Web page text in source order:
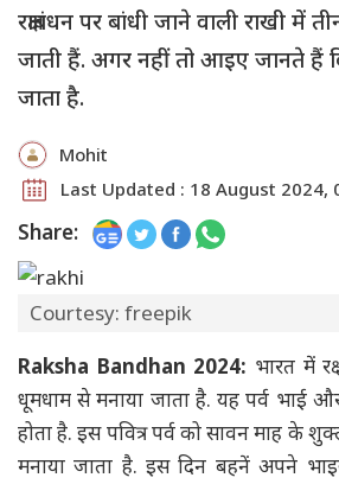
रक्षाबंधन पर बांधी जाने वाली राखी में
जाती हैं. अगर नहीं तो आइए जानते हैं
जाता है.
Mohit
Last Updated : 18 August 2024,
Share:
Courtesy: freepik
Raksha Bandhan 2024: भारत में
धूमधाम से मनाया जाता है. यह पर्व भाई
होता है. इस पवित्र पर्व को सावन माह के
मनाया जाता है. इस दिन बहनें अपने